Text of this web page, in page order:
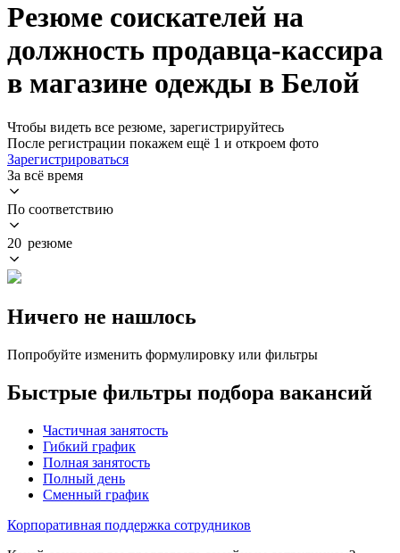
Резюме соискателей на
должность продавца-кассира
в магазине одежды в Белой
Чтобы видеть все резюме, зарегистрируйтесь
После регистрации покажем ещё 1 и откроем фото
Зарегистрироваться
За всё время
По соответствию
20 резюме
Ничего не нашлось
Попробуйте изменить формулировку или фильтры
Быстрые фильтры подбора вакансий
Частичная занятость
Гибкий график
Полная занятость
Полный день
Сменный график
Корпоративная поддержка сотрудников